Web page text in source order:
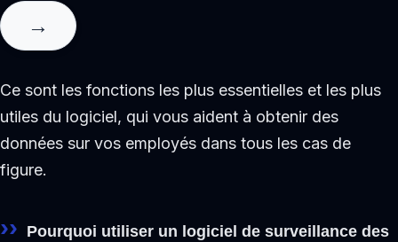
Ce sont les fonctions les plus essentielles et les plus
utiles du logiciel, qui vous aident à obtenir des
données sur vos employés dans tous les cas de
figure.
Pourquoi utiliser un logiciel de surveillance des